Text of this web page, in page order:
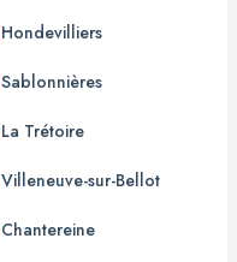
Hondevilliers
Sablonnières
La Trétoire
Villeneuve-sur-Bellot
Chantereine